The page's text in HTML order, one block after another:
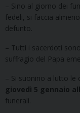
– Sino al giorno dei
fedeli, si faccia
defunto.
– Tutti i sacerdoti
suffragio del Papa
– Si suonino a lutto le
giovedì 5 gennaio
funerali.